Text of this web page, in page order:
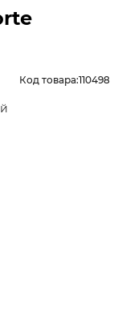
Код товара:110498